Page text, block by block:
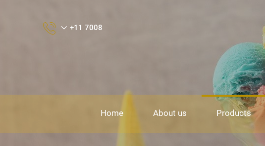
+11 7008
Home About us Products